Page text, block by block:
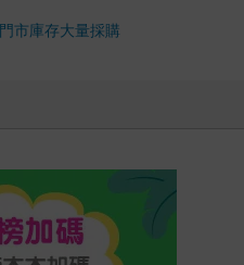
門市庫存大量採購